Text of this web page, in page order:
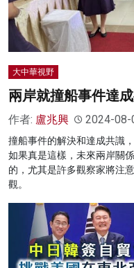
大中華視野
兩岸就撞船事件達
作者: 盧兆興 2024-08-
撞船事件的解決和達成共識
如果真是這樣，未來兩岸關
的，尤其是許多觀察家將注
觀。